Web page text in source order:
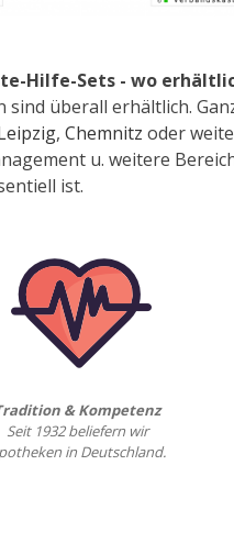
Hilfe-Sets - wo
überall erhältlich.
, Chemnitz oder
u. weitere
ist.
& Kompetenz
Seit 1932 beliefern wir
in Deutschland.